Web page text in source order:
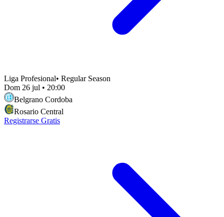
Liga Profesional• Regular Season
Dom 26 jul • 20:00
Belgrano Cordoba
Rosario Central
Registrarse Gratis